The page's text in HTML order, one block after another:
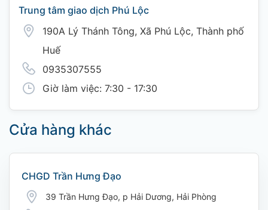
Trung tâm giao dịch Phú Lộc
190A Lý Thánh Tông, Xã Phú Lộc, Thành phố
Huế
0935307555
Giờ làm việc: 7:30 - 17:30
Cửa hàng khác
CHGD Trần Hưng Đạo
39 Trần Hưng Đạo, p Hải Dương, Hải Phòng